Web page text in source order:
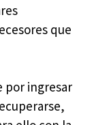
que
por ingresar